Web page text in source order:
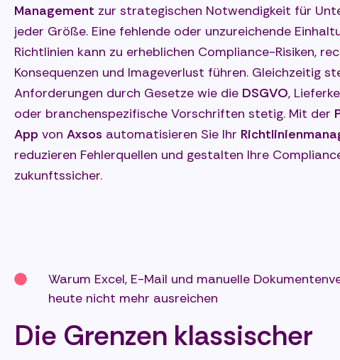
Management zur strategischen Notwendigkeit für
jeder Größe. Eine fehlende oder unzureichende
Richtlinien kann zu erheblichen Compliance-Risiken,
Konsequenzen und Imageverlust führen. Gleichzeitig
Anforderungen durch Gesetze wie die DSGVO,
oder branchenspezifische Vorschriften stetig. Mit der
App von Axsos automatisieren Sie Ihr
reduzieren Fehlerquellen und gestalten Ihre
zukunftssicher.
Warum Excel, E-Mail und manuelle
heute nicht mehr ausreichen
Die Grenzen klassischer